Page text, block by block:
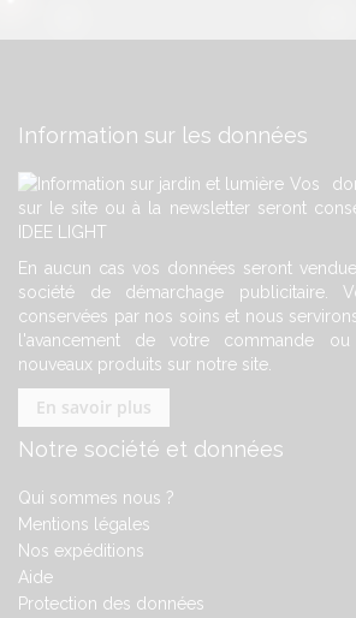
Information sur les données
Vos
sur le site ou à la newsletter seront
IDEE LIGHT
En aucun cas vos données seront
société de démarchage publicitaire.
conservées par nos soins et nous
l'avancement de votre commande
nouveaux produits sur notre site.
En savoir plus
Notre société et données
Qui sommes nous ?
Mentions légales
Nos expéditions
Aide
Protection des données